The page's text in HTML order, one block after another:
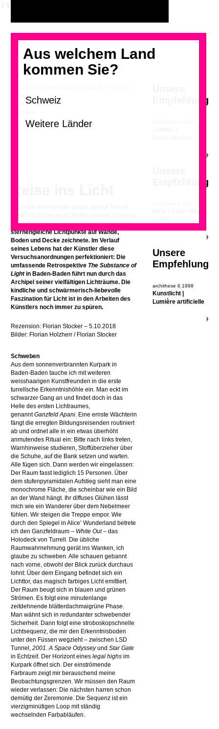
Aus welchem Land
kommen Sie?
James Turrell, Dasube, 2011 (Foto: Florian
und bewunderte, wie das Sonnenlicht präzise,
sternengleiche Lichtpunkte auf Wände,
Boden und Decke zeichnete. Im Verlauf
seines Lebens hat der Künstler diese
Versuchsanordnungen perfektioniert: Die
umfassende Retrospektive The Substance of
Lightin Baden-Baden führt nun durch das
Archipel seiner vielfältigen Lichträume. Die
kindliche und schwärmerisch-liebevolle
Faszination für Licht ist in den Arbeiten des
Künstlers noch immer zu spüren.
Rezension: Florian Stocker – 5.10.2018
Bilder: Florian Holzherr / Florian Stocker
Schweben
Aus dem sonnenverbrannten Kurpark in
Baden-Baden tauche ich mit weiteren
weisshaarigen Kunstfreunden in die erste
turrellsche Erkenntnishöhle ein. Man eckt im
schwarzer Gang an und findet doch in das
Helle des ersten Lichtraumes,
genanntGanzfeld Apani. Eine ernste Wächterin
fängt die erregten Bildungsreisenden routiniert
ab und ordnet alle in ein etwas überhöht
anmutendes Ritual ein: Bitte nach links treten,
Warnhinweise studieren, Stoffüberzieher über
die Schuhe, auf die Bank setzen und warten.
Alle fügen sich. Dann werden wir eingelassen:
Der Raum fasst lediglich 15 Personen. Über
dem stufenpyramidalen Aufstieg sieht man eine
monochrome Fläche, die scheinbar wie ein Bild
an der Wand hängt. Ihr diffuses Glühen lässt
mich wie ein Wanderer über dem Nebelmeer
fühlen.Wir steigen die Treppe empor. Wie
durch den Spiegel in Alice’ Wunderland betrete
ich den Ganzfeldraum – White Out– das
Holodeck von Turrell. Die übliche
Raumwahrnehmung gerät ins Wanken, ich
glaube zu schweben. Alle schauen gebannt
nach vorne, obwohl der Blick zurück durchaus
lohnt: Über dem Eingang befindet sich ein
Lichttor, das magisch farbiges Licht emittiert.
Der Raum beugt sich in blauen und grünen
Strömen. Es folgt eine minutenlange
zeitdehnende blätterdachmaigrüne Phase.
Man wähnt sich in redundanter schwebender
Sicherheit. Dann folgt eine stroboskopschnelle
Lichtsequenz, die mir den Erkenntnisboden
unter den Füssen wegzieht – zwischen LSD
Tunnel,2001. A Space OdysseyundStar Gate
in Echtzeit. Der Horizont eineslegal highsim
Kurpark öffnet sich. Der einströmende
Farbraum zeigt mir berauschend meine
Beobachtungsgrenzen. Wir müssen den Raum
wieder verlassen: Die nächsten harren schon
demütig der Zeremonie. Die Sequenz ist ein
vierzigminütigen Loop mit ständig
wechselnden Farbabläufen.
Empfehlung
Empfehlung
Unsere
Empfehlung
archithese 6.1998
Kunstlicht |
Lumière artificielle